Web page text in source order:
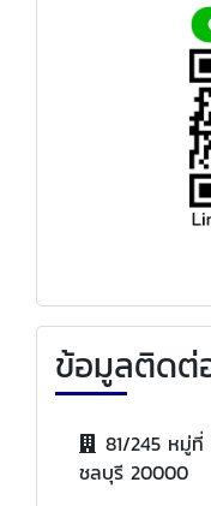
ข้อมูลติดต่
81/245 หมู่ที่
ชลบุรี 20000